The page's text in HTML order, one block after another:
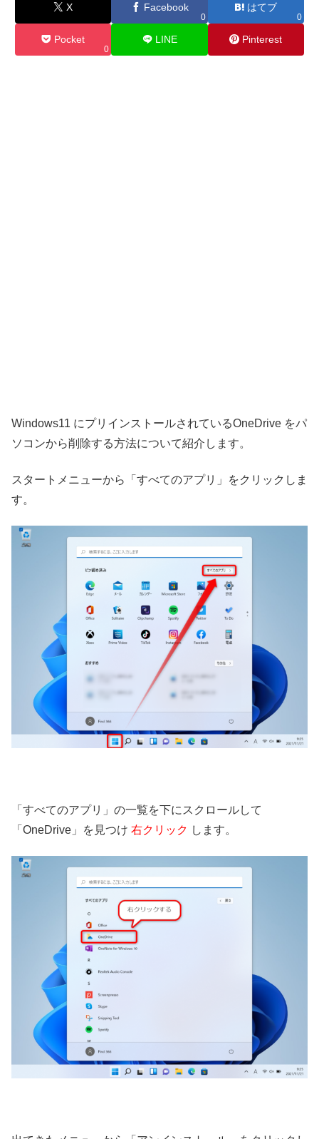
X Facebook
0
はてブ
0
Pocket
0
LINE Pinterest
Windows11 にプリインストールされているOneDrive をパ
ソコンから削除する方法について紹介します。
スタートメニューから「すべてのアプリ」をクリックしま
す。
「すべてのアプリ」の一覧を下にスクロールして
「OneDrive」を見つけ 右クリック します。